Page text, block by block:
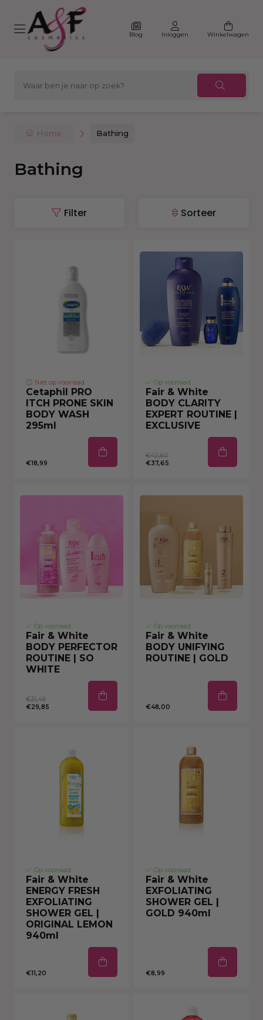
Blog Inloggen Winkelwagen
Home Bathing
Bathing
Filter Sorteer
Niet op voorraad
Cetaphil PRO
ITCH PRONE SKIN
BODY WASH
295ml
€18,99
Op voorraad
Fair & White
BODY CLARITY
EXPERT ROUTINE |
EXCLUSIVE
€42,60
€37,65
Op voorraad
Fair & White
BODY PERFECTOR
ROUTINE | SO
WHITE
€31,48
€29,85
Op voorraad
Fair & White
BODY UNIFYING
ROUTINE | GOLD
€48,00
Op voorraad
Fair & White
ENERGY FRESH
EXFOLIATING
SHOWER GEL |
ORIGINAL LEMON
940ml
€11,20
Op voorraad
Fair & White
EXFOLIATING
SHOWER GEL |
GOLD 940ml
€8,99